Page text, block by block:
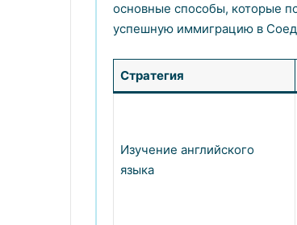
основные способы, которые
успешную иммиграцию в
Стратегия
Изучение английского
языка